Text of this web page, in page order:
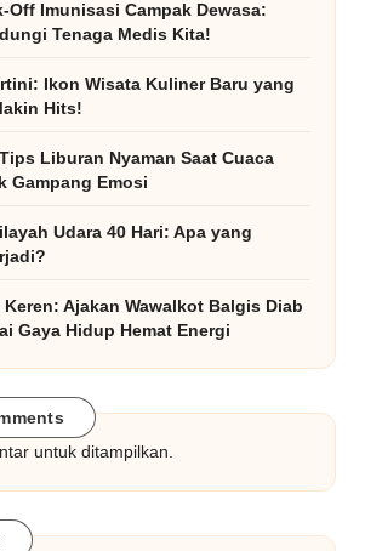
Off Imunisasi Campak Dewasa:
Tenaga Medis Kita!
Ikon Wisata Kuliner Baru yang
Hits!
Liburan Nyaman Saat Cuaca
Gampang Emosi
Udara 40 Hari: Apa yang
Keren: Ajakan Wawalkot Balgis Diab
Gaya Hidup Hemat Energi
untuk ditampilkan.